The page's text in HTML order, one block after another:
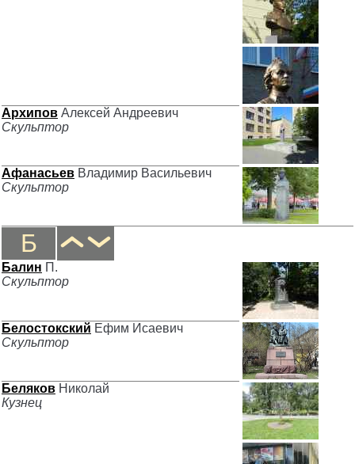
Архипов Алексей Андреевич
Скульптор
Афанасьев Владимир Васильевич
Скульптор
Б
Балин П.
Скульптор
Белостокский Ефим Исаевич
Скульптор
Беляков Николай
Кузнец